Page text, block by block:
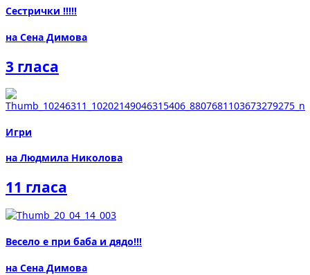
Сестрички !!!!!
на Сена Димова
3 гласа
Игри
на Людмила Николова
11 гласа
Весело е при баба и дядо!!!
на Сена Димова